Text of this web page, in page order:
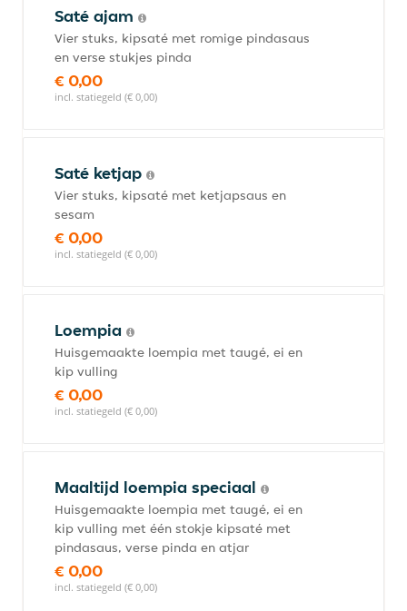
Saté ajam
Vier stuks, kipsaté met romige pindasaus
en verse stukjes pinda
€ 0,00
incl. statiegeld (€ 0,00)
Saté ketjap
Vier stuks, kipsaté met ketjapsaus en
sesam
€ 0,00
incl. statiegeld (€ 0,00)
Loempia
Huisgemaakte loempia met taugé, ei en
kip vulling
€ 0,00
incl. statiegeld (€ 0,00)
Maaltijd loempia speciaal
Huisgemaakte loempia met taugé, ei en
kip vulling met één stokje kipsaté met
pindasaus, verse pinda en atjar
€ 0,00
incl. statiegeld (€ 0,00)